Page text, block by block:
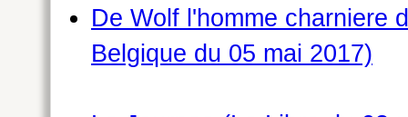
De Wolf l'homme charniere
Belgique du 05 mai 2017)